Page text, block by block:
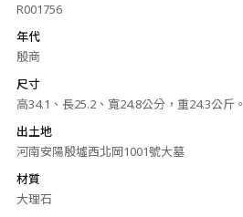
R001756
年代
殷商
尺寸
高34.1、長25.2、寬24.8公分，重24.3公斤。
出土地
河南安陽殷墟西北岡1001號大墓
材質
大理石